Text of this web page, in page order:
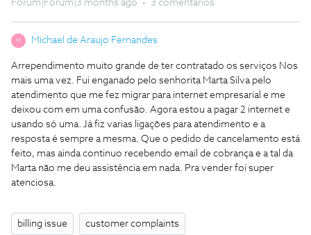
Forum|Forum|3 months ago 3 comentários
M Michael de Araujo Fernandes
Arrependimento muito grande de ter contratado os serviços Nos
mais uma vez. Fui enganado pelo senhorita Marta Silva pelo
atendimento que me fez migrar para internet empresarial e me
deixou com em uma confusão. Agora estou a pagar 2 internet e
usando só uma. Já fiz varias ligações para atendimento e a
resposta é sempre a mesma. Que o pedido de cancelamento está
feito, mas ainda continuo recebendo email de cobrança e a tal da
Marta não me deu assistência em nada. Pra vender foi super
atenciosa.
billing issue customer complaints